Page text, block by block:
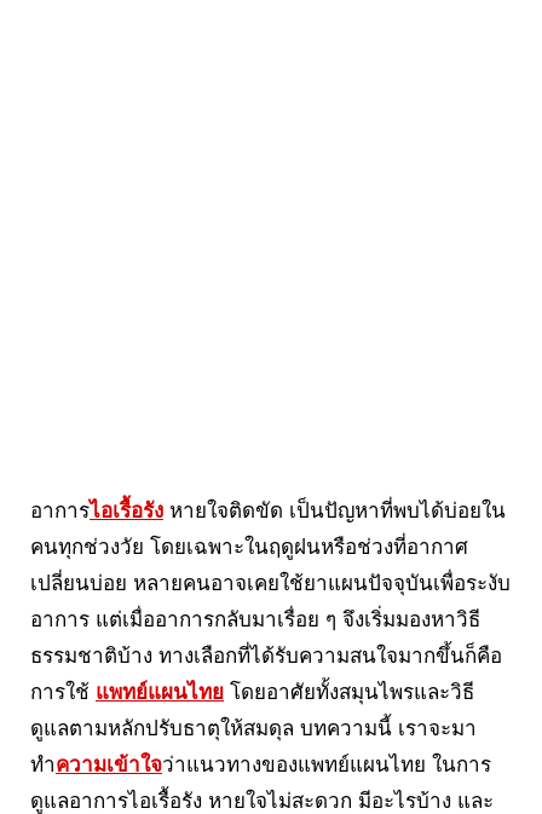
อาการไอเรื้อรัง หายใจติดขัด เป็นปัญหาที่พบได้บ่อยใน
คนทุกช่วงวัย โดยเฉพาะในฤดูฝนหรือช่วงที่อากาศ
เปลี่ยนบ่อย หลายคนอาจเคยใช้ยาแผนปัจจุบันเพื่อระงับ
อาการ แต่เมื่ออาการกลับมาเรื่อย ๆ จึงเริ่มมองหาวิธี
ธรรมชาติบ้าง ทางเลือกที่ได้รับความสนใจมากขึ้นก็คือ
การใช้ แพทย์แผนไทย โดยอาศัยทั้งสมุนไพรและวิธี
ดูแลตามหลักปรับธาตุให้สมดุล บทความนี้ เราจะมา
ทำความเข้าใจว่าแนวทางของแพทย์แผนไทย ในการ
ดูแลอาการไอเรื้อรัง หายใจไม่สะดวก มีอะไรบ้าง และ